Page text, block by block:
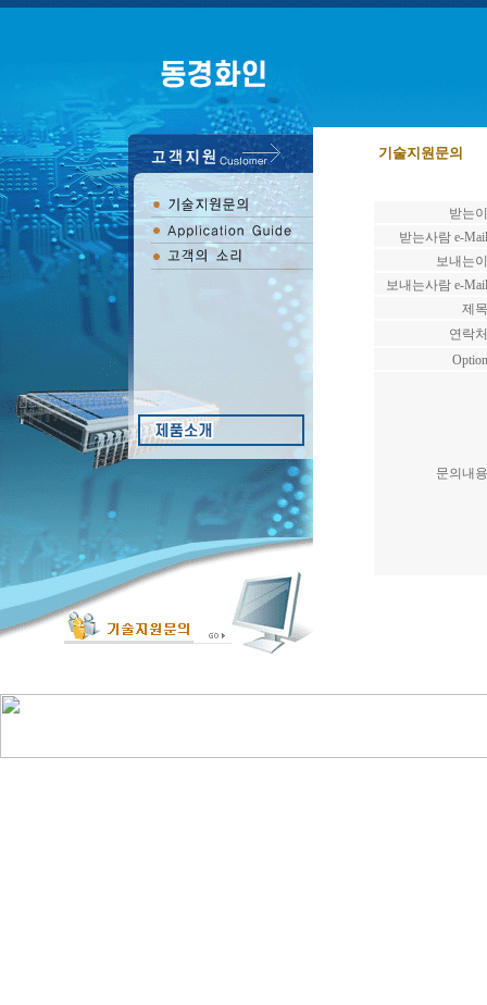
기술지원문의
받는
받는사람 e-
보내는
보내는사람 e-
제
연락
문의내